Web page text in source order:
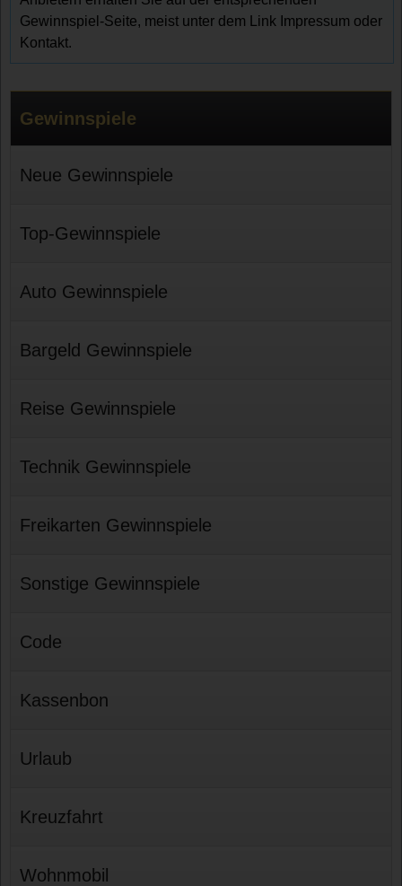
Gewinnspiel-Seite, meist unter dem Link Impressum oder
Kontakt.
Gewinnspiele
Neue Gewinnspiele
Top-Gewinnspiele
Auto Gewinnspiele
Bargeld Gewinnspiele
Reise Gewinnspiele
Technik Gewinnspiele
Freikarten Gewinnspiele
Sonstige Gewinnspiele
Code
Kassenbon
Urlaub
Kreuzfahrt
Wohnmobil